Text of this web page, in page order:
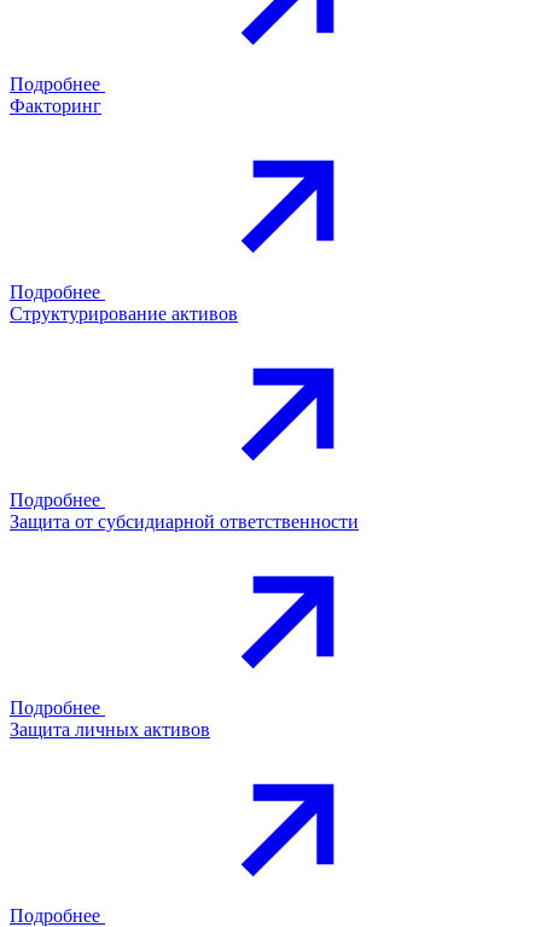
Подробнее
Факторинг
Подробнее
Структурирование активов
Подробнее
Защита от субсидиарной ответственности
Подробнее
Защита личных активов
Подробнее